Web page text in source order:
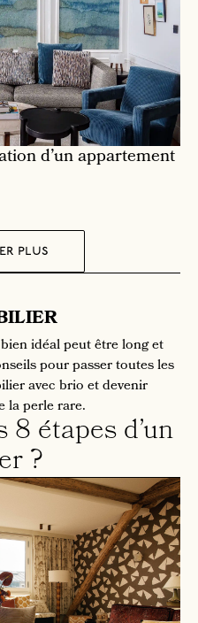
d’un appartement
plus
idéal peut être long et
pour passer toutes les
avec brio et devenir
la perle rare.
étapes d’un
?